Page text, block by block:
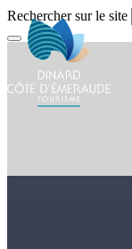
Rechercher sur le site